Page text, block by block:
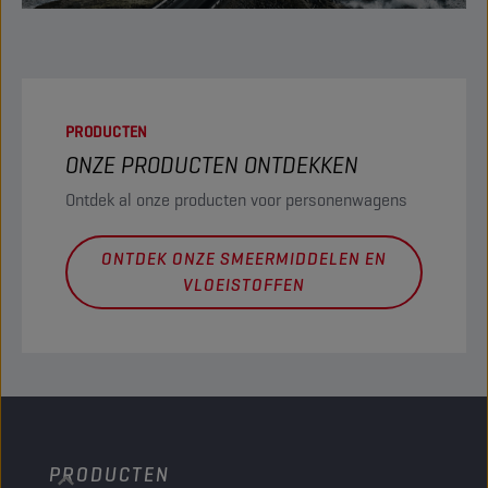
PRODUCTEN
ONZE PRODUCTEN ONTDEKKEN
Ontdek al onze producten voor personenwagens
ONTDEK ONZE SMEERMIDDELEN EN
VLOEISTOFFEN
PRODUCTEN